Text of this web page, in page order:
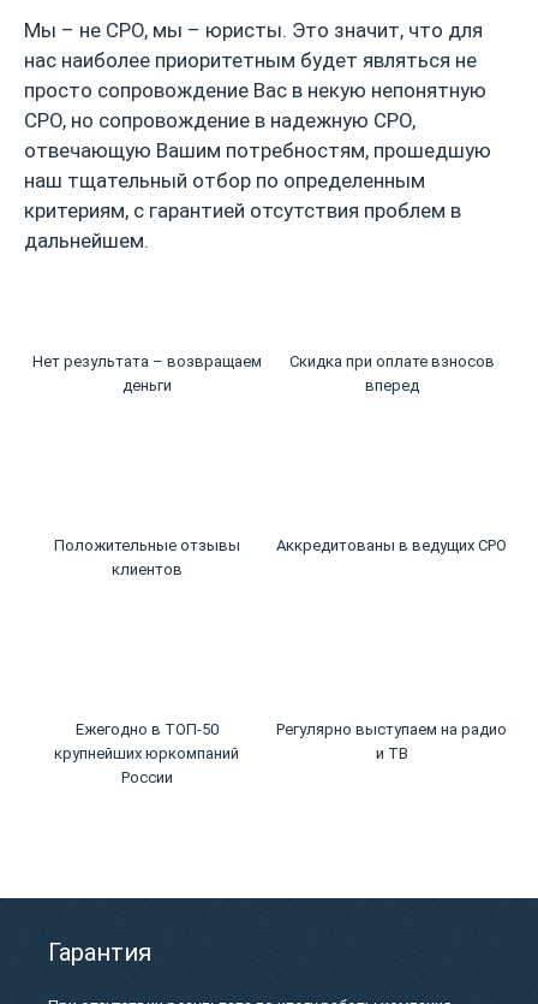
Мы – не СРО, мы – юристы. Это значит, что для
нас наиболее приоритетным будет являться не
просто сопровождение Вас в некую непонятную
СРО, но сопровождение в надежную СРО,
отвечающую Вашим потребностям, прошедшую
наш тщательный отбор по определенным
критериям, с гарантией отсутствия проблем в
дальнейшем.
Нет результата – возвращаем
деньги
Скидка при оплате взносов
вперед
Положительные отзывы
клиентов
Аккредитованы в ведущих СРО
Ежегодно в ТОП-50
крупнейших юркомпаний
России
Регулярно выступаем на радио
и ТВ
Гарантия